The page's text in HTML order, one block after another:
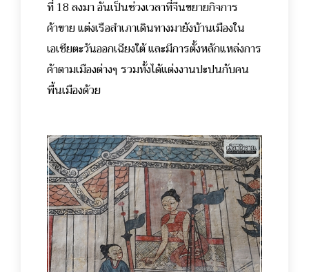
ที่ 18 ลงมา อันเป็นช่วงเวลาที่จีนขยายกิจการ
ค้าขาย แต่งเรือสำเภาเดินทางมายังบ้านเมืองใน
เอเชียตะวันออกเฉียงใต้ และมีการตั้งหลักแหล่งการ
ค้าตามเมืองต่างๆ รวมทั้งได้แต่งงานปะปนกับคน
พื้นเมืองด้วย